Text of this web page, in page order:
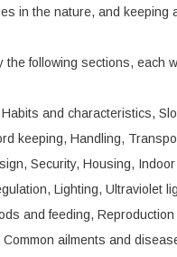
in the nature, and keeping
following sections, each
and characteristics,
keeping, Handling,
Security, Housing, Indoor
Lighting, Ultraviolet
and feeding, Reproduction
ailments and